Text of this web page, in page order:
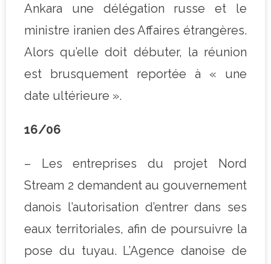
Ankara une délégation russe et le
ministre iranien des Affaires étrangères.
Alors qu’elle doit débuter, la réunion
est brusquement reportée à « une
date ultérieure ».
16/06
– Les entreprises du projet Nord
Stream 2 demandent au gouvernement
danois l’autorisation d’entrer dans ses
eaux territoriales, afin de poursuivre la
pose du tuyau. L’Agence danoise de